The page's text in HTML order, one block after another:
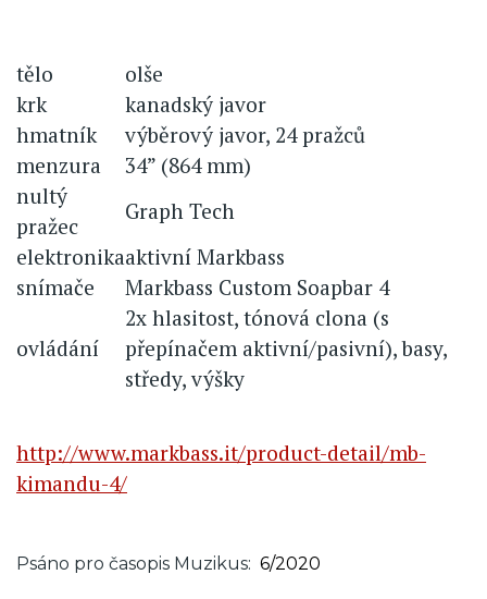
tělo
olše
krk
kanadský javor
hmatník
výběrový javor, 24 pražců
menzura
34” (864 mm)
nultý
pražec
Graph Tech
elektronikaaktivní Markbass
snímače
Markbass Custom Soapbar 4
ovládání
2x hlasitost, tónová clona (s
přepínačem aktivní/pasivní), basy,
středy, výšky
http://www.markbass.it/product-detail/mb-
kimandu-4/
Psáno pro časopis Muzikus 6/2020